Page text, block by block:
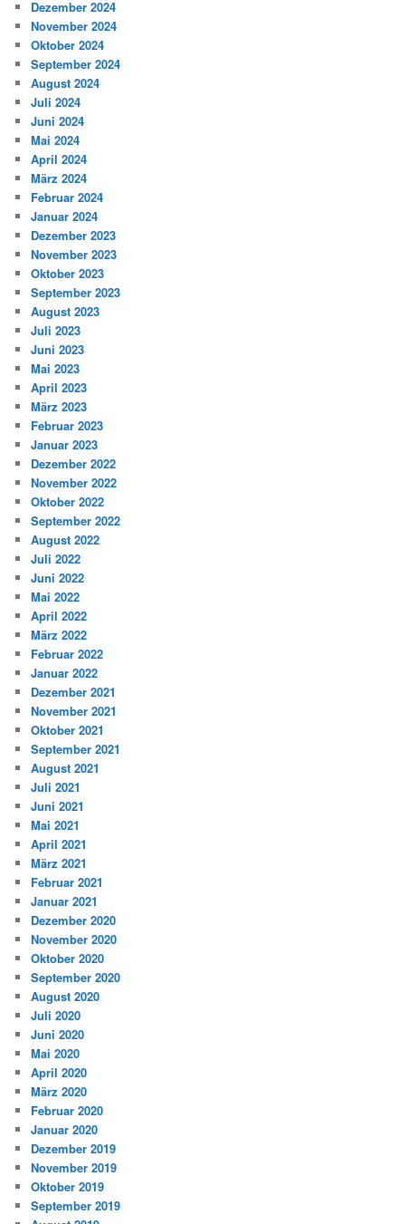
Dezember 2024
November 2024
Oktober 2024
September 2024
August 2024
Juli 2024
Juni 2024
Mai 2024
April 2024
März 2024
Februar 2024
Januar 2024
Dezember 2023
November 2023
Oktober 2023
September 2023
August 2023
Juli 2023
Juni 2023
Mai 2023
April 2023
März 2023
Februar 2023
Januar 2023
Dezember 2022
November 2022
Oktober 2022
September 2022
August 2022
Juli 2022
Juni 2022
Mai 2022
April 2022
März 2022
Februar 2022
Januar 2022
Dezember 2021
November 2021
Oktober 2021
September 2021
August 2021
Juli 2021
Juni 2021
Mai 2021
April 2021
März 2021
Februar 2021
Januar 2021
Dezember 2020
November 2020
Oktober 2020
September 2020
August 2020
Juli 2020
Juni 2020
Mai 2020
April 2020
März 2020
Februar 2020
Januar 2020
Dezember 2019
November 2019
Oktober 2019
September 2019